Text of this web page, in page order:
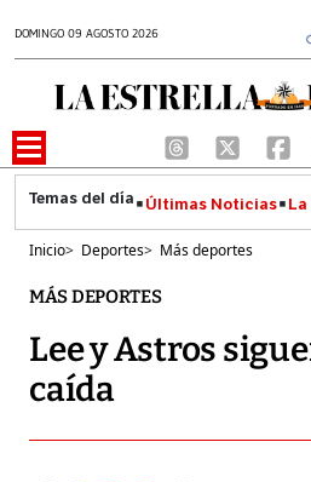
DOMINGO 09 AGOSTO 2026
Últimas Noticias
Inicio> Deportes> Más deportes
MÁS DEPORTES
Lee y Astros
caída